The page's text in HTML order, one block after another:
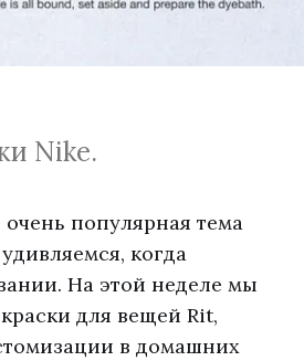
Nike.
популярная тема
когда
На этой неделе мы
для вещей Rit,
в домашних